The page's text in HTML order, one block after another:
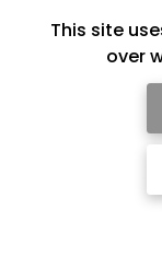
This site
over